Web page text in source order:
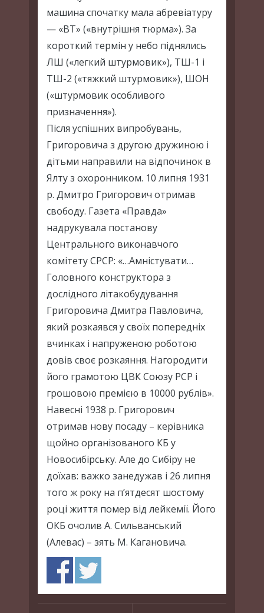
машина спочатку мала абревіатуру
— «ВТ» («внутрішня тюрма»). За
короткий термін у небо піднялись
ЛШ («легкий штурмовик»), ТШ-1 і
ТШ-2 («тяжкий штурмовик»), ШОН
(«штурмовик особливого
призначення»).
Після успішних випробувань,
Григоровича з другою дружиною і
дітьми направили на відпочинок в
Ялту з охоронником. 10 липня 1931
р. Дмитро Григорович отримав
свободу. Газета «Правда»
надрукувала постанову
Центрального виконавчого
комітету СРСР: «…Амністувати…
Головного конструктора з
дослідного літакобудування
Григоровича Дмитра Павловича,
який розкаявся у своїх попередніх
вчинках і напруженою роботою
довів своє розкаяння. Нагородити
його грамотою ЦВК Союзу РСР і
грошовою премією в 10000 рублів».
Навесні 1938 р. Григорович
отримав нову посаду – керівника
щойно організованого КБ у
Новосибірську. Але до Сибіру не
доїхав: важко занедужав і 26 липня
того ж року на п’ятдесят шостому
році життя помер від лейкемії. Його
ОКБ очолив А. Сильванський
(Алевас) – зять М. Кагановича.